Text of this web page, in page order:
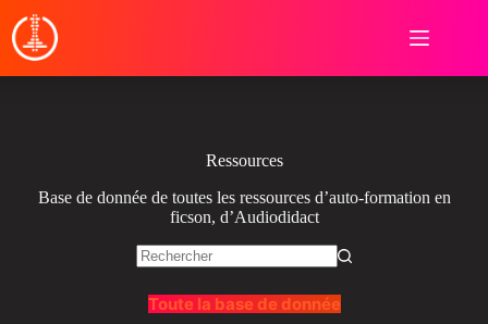
au
contenu
Ressources
Base de donnée de toutes les ressources d’auto-formation en
ficson, d’Audiodidact
résultat
Toute la base de donnée